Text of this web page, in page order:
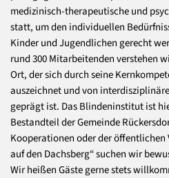
medizinisch-therapeutische und
statt, um den individuellen
Kinder und Jugendlichen gerecht
rund 300 Mitarbeitenden verstehen
Ort, der sich durch seine
auszeichnet und von
geprägt ist. Das Blindeninstitut ist
Bestandteil der Gemeinde
Kooperationen oder der öffentlichen
auf den Dachsberg“ suchen wir
Wir heißen Gäste gerne stets